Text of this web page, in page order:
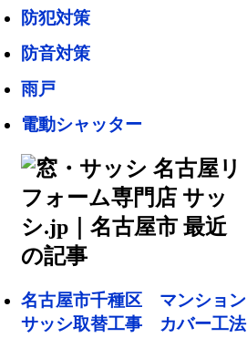
防犯対策
防音対策
雨戸
電動シャッター
名古屋市千種区 マンション
サッシ取替工事 カバー工法